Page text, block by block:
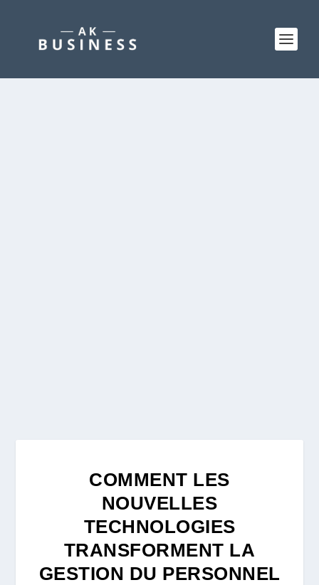
COMMENT LES
NOUVELLES
TECHNOLOGIES
TRANSFORMENT LA
GESTION DU PERSONNEL